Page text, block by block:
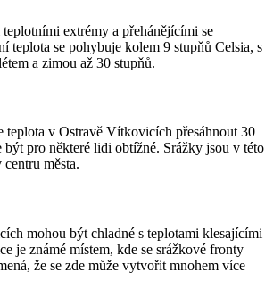
extrémy a přehánějícími se
teplota se pohybuje kolem 9 stupňů Celsia, s
a zimou až 30 stupňů.
teplota v Ostravě Vítkovicích přesáhnout 30
být pro některé lidi obtížné. Srážky jsou v této
města.
mohou být chladné s teplotami klesajícími
je známé místem, kde se srážkové fronty
že se zde může vytvořit mnohem více